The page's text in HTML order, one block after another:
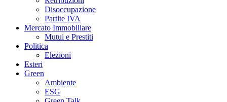
Disoccupazione
Partite IVA
Mercato Immobiliare
Mutui e Prestiti
Politica
Elezioni
Esteri
Green
Ambiente
ESG